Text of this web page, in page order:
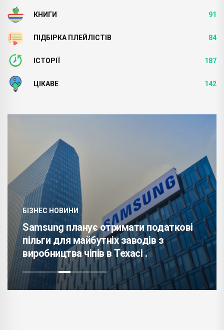
КНИГИ 91
ПІДБІРКА ПЛЕЙЛІСТІВ 84
ІСТОРІЇ 187
ЦІКАВЕ 142
БІЗНЕС НОВИНИ
Samsung планує отримати податкові
пільги для майбутніх заводів з
виробництва чіпів в Техасі .